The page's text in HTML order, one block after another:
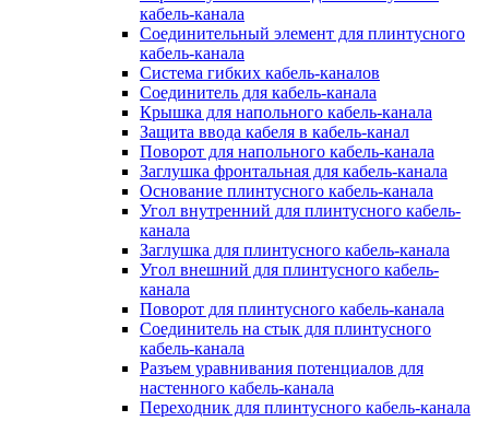
кабель-канала
Соединительный элемент для плинтусного
кабель-канала
Система гибких кабель-каналов
Соединитель для кабель-канала
Крышка для напольного кабель-канала
Защита ввода кабеля в кабель-канал
Поворот для напольного кабель-канала
Заглушка фронтальная для кабель-канала
Основание плинтусного кабель-канала
Угол внутренний для плинтусного кабель-
канала
Заглушка для плинтусного кабель-канала
Угол внешний для плинтусного кабель-
канала
Поворот для плинтусного кабель-канала
Соединитель на стык для плинтусного
кабель-канала
Разъем уравнивания потенциалов для
настенного кабель-канала
Переходник для плинтусного кабель-канала